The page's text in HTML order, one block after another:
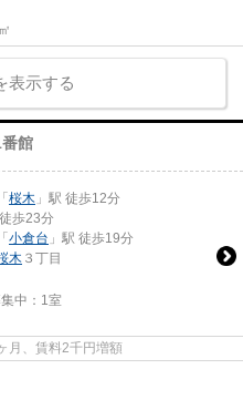
表示する
館
「桜木 」駅 徒歩12分
歩23分
「小倉台 」駅 徒歩19分
木 ３丁目
中： 1室
月、賃料2千円増額